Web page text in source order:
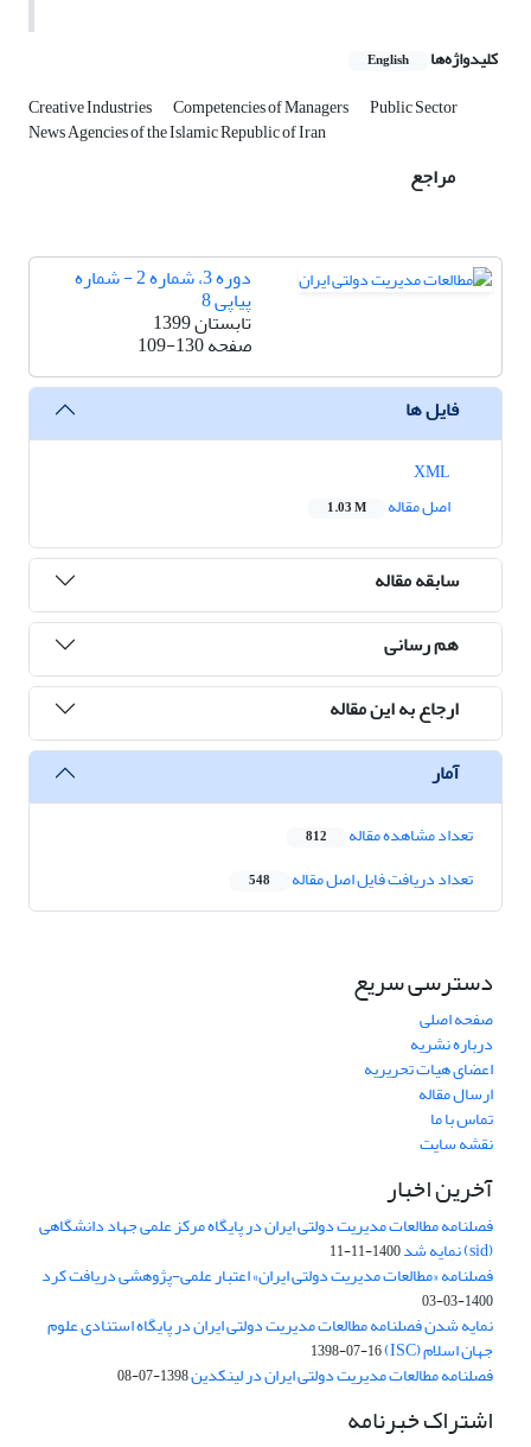
کلیدواژه‌ها English
Creative Industries Competencies of Managers Public Sector
News Agencies of the Islamic Republic of Iran
مراجع
دوره 3، شماره 2 - شماره
پیاپی 8
تابستان 1399
صفحه109-130
فایل ها
اصل مقاله
1.03 M
سابقه مقاله
هم رسانی
ارجاع به این مقاله
آمار
تعداد مشاهده مقاله 812
تعداد دریافت فایل اصل مقاله 548
دسترسی سریع
صفحه اصلی
درباره نشریه
اعضای هیات تحریریه
ارسال مقاله
تماس با ما
نقشه سایت
آخرین اخبار
فصلنامه مطالعات مدیریت دولتی ایران در پایگاه مرکز علمی جهاد دانشگاهی
(sid) نمایه شد 1400-11-11
فصلنامه «مطالعات مدیریت دولتی ایران» اعتبار علمی-پژوهشی دریافت کرد
1400-03-03
نمایه شدن فصلنامه مطالعات مدیریت دولتی ایران در پایگاه استنادی علوم
جهان اسلام (ISC) 1398-07-16
فصلنامه مطالعات مدیریت دولتی ایران در لینکدین1398-07-08
اشتراک خبرنامه